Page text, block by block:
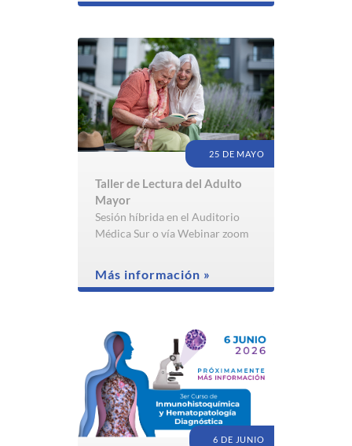
25 DE MAYO
Taller de Lectura del Adulto
Mayor
Sesión híbrida en el Auditorio
Médica Sur o vía Webinar zoom
Más información »
6 DE JUNIO